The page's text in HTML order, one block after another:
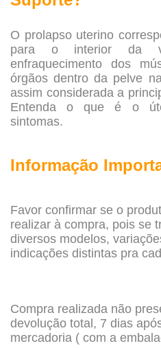
O prolapso uterino
para o interior da
enfraquecimento dos
órgãos dentro da pelve
assim considerada a
Entenda o que é o
sintomas.
Informação
Favor confirmar se o
realizar à compra, pois se
diversos modelos,
indicações distintas pra
Compra realizada não
devolução total, 7 dias
mercadoria ( com a